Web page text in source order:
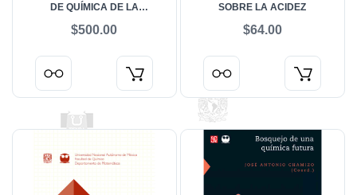
DE QUÍMICA DE LA
AUTÓNOMA DE MÉXICO
$500.00
SOBRE LA ACIDEZ
$64.00